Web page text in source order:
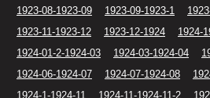
1923-08-1923-09
1923-09-1923-1
1923-11-1923-12
1923-12-1924
1924-
1924-01-2-1924-03
1924-03-1924-04
1924-06-1924-07
1924-07-1924-08
1924-1-1924-11
1924-11-1924-11-2